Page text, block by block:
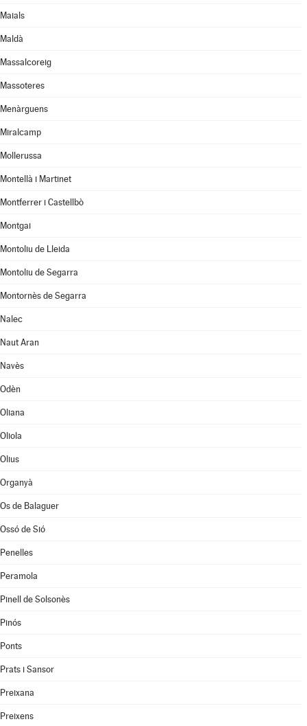
Maials
Maldà
Massalcoreig
Massoteres
Menàrguens
Miralcamp
Mollerussa
Montellà i Martinet
Montferrer i Castellbò
Montgai
Montoliu de Lleida
Montoliu de Segarra
Montornès de Segarra
Nalec
Naut Aran
Navès
Odèn
Oliana
Oliola
Olius
Organyà
Os de Balaguer
Ossó de Sió
Penelles
Peramola
Pinell de Solsonès
Pinós
Ponts
Prats i Sansor
Preixana
Preixens